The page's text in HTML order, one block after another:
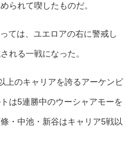
られて喫したものだ。
ては、ユエロアの右に警戒し
れる一戦になった。
上のキャリアを誇るアーケンビ
は5連勝中のウーシャアモーを
・中池・新谷はキャリア5戦以